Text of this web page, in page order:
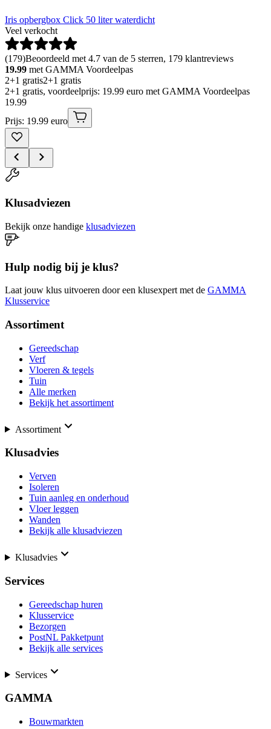
Iris opbergbox Click 50 liter waterdicht
Veel verkocht
(179)Beoordeeld met 4.7 van de 5 sterren, 179 klantreviews
19.99 met GAMMA Voordeelpas
2+1 gratis2+1 gratis
2+1 gratis, voordeelprijs: 19.99 euro met GAMMA Voordeelpas
19.99
Prijs: 19.99 euro
Klusadviezen
Bekijk onze handige klusadviezen
Hulp nodig bij je klus?
Laat jouw klus uitvoeren door een klusexpert met de GAMMA
Klusservice
Assortiment
Gereedschap
Verf
Vloeren & tegels
Tuin
Alle merken
Bekijk het assortiment
Assortiment
Klusadvies
Verven
Isoleren
Tuin aanleg en onderhoud
Vloer leggen
Wanden
Bekijk alle klusadviezen
Klusadvies
Services
Gereedschap huren
Klusservice
Bezorgen
PostNL Pakketpunt
Bekijk alle services
Services
GAMMA
Bouwmarkten